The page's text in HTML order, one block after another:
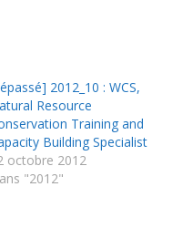
2012_10 : WCS,
Resource
Training and
Building Specialist
octobre 2012
"2012"